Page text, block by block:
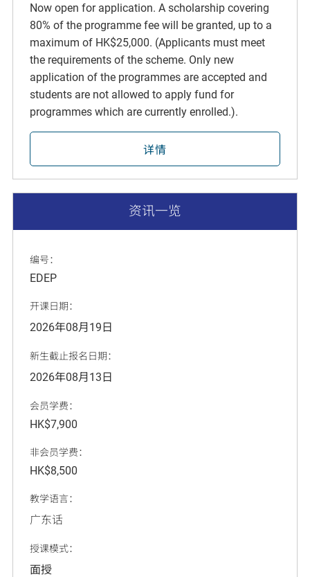
Now open for application. A scholarship covering
80% of the programme fee will be granted, up to a
maximum of HK$25,000. (Applicants must meet
the requirements of the scheme. Only new
application of the programmes are accepted and
students are not allowed to apply fund for
programmes which are currently enrolled.).
详情
资讯一览
编号：
EDEP
开课日期：
2026年08月19日
新生截止报名日期：
2026年08月13日
会员学费：
HK$7,900
非会员学费：
HK$8,500
教学语言：
广东话
授课模式：
面授